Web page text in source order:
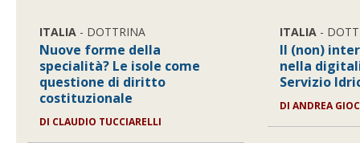
ITALIA - DOTTRINA
Nuove forme della
specialità? Le isole come
questione di diritto
costituzionale
DI CLAUDIO TUCCIARELLI
ITALIA -
Il (non)
nella
Servizio
DIANDREA